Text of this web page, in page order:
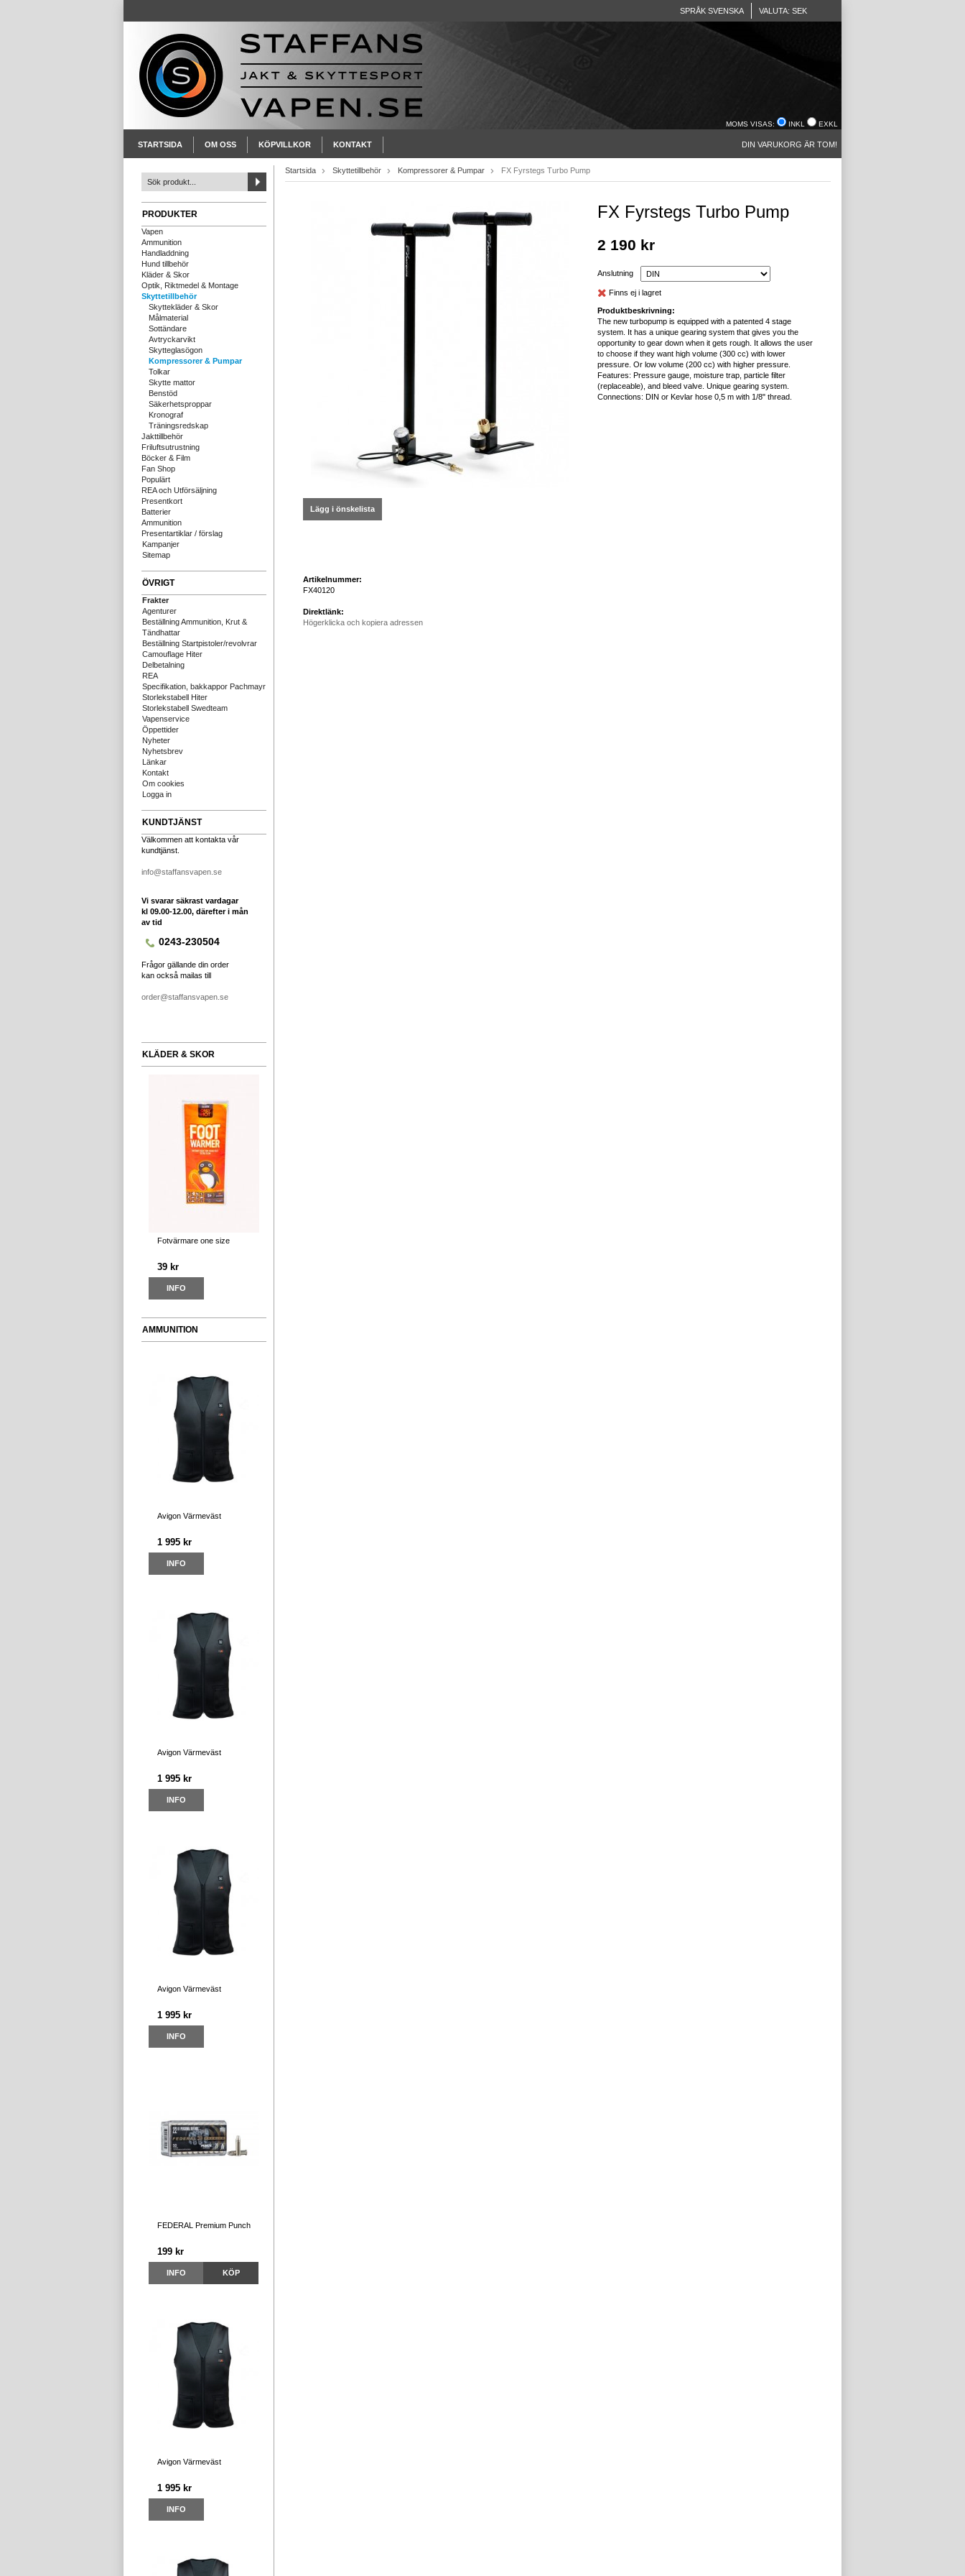
SPRÅK SVENSKA VALUTA: SEK
MOMS VISAS: INKL EXKL
STARTSIDA OM OSS KÖPVILLKOR KONTAKT DIN VARUKORG ÄR TOM!
PRODUKTER
Vapen
Ammunition
Handladdning
Hund tillbehör
Kläder & Skor
Optik, Riktmedel & Montage
Skyttetillbehör
Skyttekläder & Skor
Målmaterial
Sottändare
Avtryckarvikt
Skytteglasögon
Kompressorer & Pumpar
Tolkar
Skytte mattor
Benstöd
Säkerhetsproppar
Kronograf
Träningsredskap
Jakttillbehör
Friluftsutrustning
Böcker & Film
Fan Shop
Populärt
REA och Utförsäljning
Presentkort
Batterier
Ammunition
Presentartiklar / förslag
Kampanjer
Sitemap
ÖVRIGT
Frakter
Agenturer
Beställning Ammunition, Krut &
Tändhattar
Beställning Startpistoler/revolvrar
Camouflage Hiter
Delbetalning
REA
Specifikation, bakkappor Pachmayr
Storlekstabell Hiter
Storlekstabell Swedteam
Vapenservice
Öppettider
Nyheter
Nyhetsbrev
Länkar
Kontakt
Om cookies
Logga in
KUNDTJÄNST
Välkommen att kontakta vår
kundtjänst.
info@staffansvapen.se
Vi svarar säkrast vardagar
kl 09.00-12.00, därefter i mån
av tid
0243-230504
Frågor gällande din order
kan också mailas till
order@staffansvapen.se
KLÄDER & SKOR
Fotvärmare one size
39 kr
INFO
AMMUNITION
Avigon Värmeväst
1 995 kr
INFO
Avigon Värmeväst
1 995 kr
INFO
Avigon Värmeväst
1 995 kr
INFO
FEDERAL Premium Punch
199 kr
INFO KÖP
Avigon Värmeväst
1 995 kr
INFO
Startsida Skyttetillbehör Kompressorer & Pumpar FX Fyrstegs Turbo Pump
Lägg i önskelista
Artikelnummer:
FX40120
Direktlänk:
Högerklicka och kopiera adressen
FX Fyrstegs Turbo Pump
2 190 kr
Anslutning
Finns ej i lagret
Produktbeskrivning:
The new turbopump is equipped with a patented 4 stage
system. It has a unique gearing system that gives you the
opportunity to gear down when it gets rough. It allows the user
to choose if they want high volume (300 cc) with lower
pressure. Or low volume (200 cc) with higher pressure.
Features: Pressure gauge, moisture trap, particle filter
(replaceable), and bleed valve. Unique gearing system.
Connections: DIN or Kevlar hose 0,5 m with 1/8" thread.